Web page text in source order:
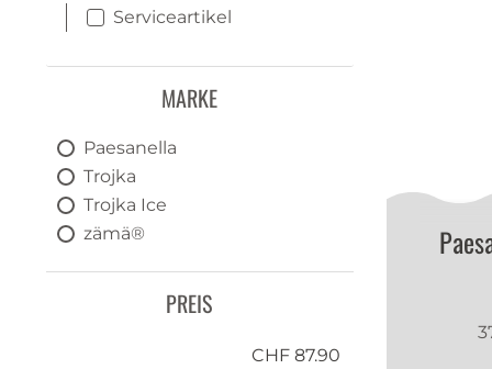
Serviceartikel
MARKE
Paesanella
Trojka
Trojka Ice
zämä®
PREIS
CHF 87.90